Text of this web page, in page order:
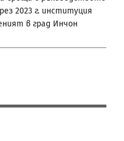
2023 г. институция
в град Инчон